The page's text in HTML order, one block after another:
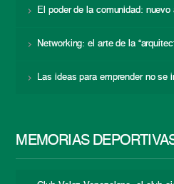
El poder de la comunidad:
Networking: el arte de la
Las ideas para emprender no se
MEMORIAS